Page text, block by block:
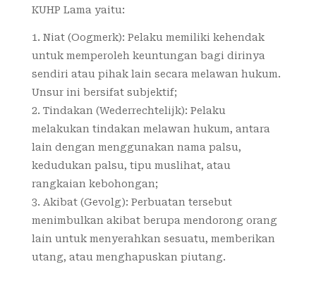
KUHP Lama yaitu:
Niat (Oogmerk): Pelaku memiliki kehendak
untuk memperoleh keuntungan bagi dirinya
sendiri atau pihak lain secara melawan hukum.
Unsur ini bersifat subjektif;
Tindakan (Wederrechtelijk): Pelaku
melakukan tindakan melawan hukum, antara
lain dengan menggunakan nama palsu,
kedudukan palsu, tipu muslihat, atau
rangkaian kebohongan;
Akibat (Gevolg): Perbuatan tersebut
menimbulkan akibat berupa mendorong orang
lain untuk menyerahkan sesuatu, memberikan
utang, atau menghapuskan piutang.